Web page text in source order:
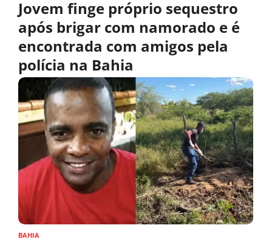
Jovem finge próprio sequestro
após brigar com namorado e é
encontrada com amigos pela
polícia na Bahia
BAHIA